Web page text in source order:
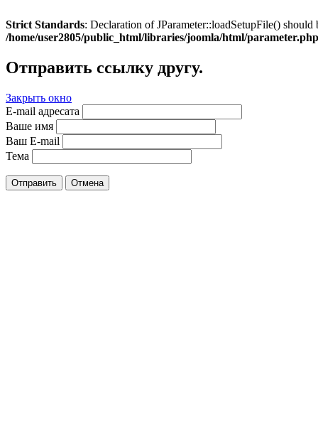
Strict Standards: Declaration of JParameter::loadSetupFile()
/home/user2805/public_html/libraries/joomla/html/parameter.php
Отправить ссылку другу.
Закрыть окно
E-mail адресата
Ваше имя
Ваш E-mail
Тема
Отправить Отмена